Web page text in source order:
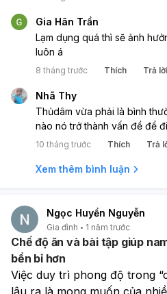
Gia Hân Trần
Lạm dụng quá thì sẽ ảnh
luôn á
8 tháng trước Thích Trả lời
Nhã Thy
Thủdâm vừa phải là bình
nào nó trở thành vấn đề để
10 tháng trước Thích Trả
Xem thêm bình luận
Ngọc Huyền Nguyễn
Gia đình 1 năm trước
Chế độ ăn và bài tập giúp
bền bỉ hơn
Việc duy trì phong độ trong